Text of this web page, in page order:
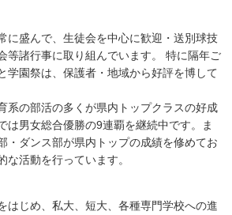
に盛んで、生徒会を中心に歓迎・送別球技
等諸行事に取り組んでいます。 特に隔年ご
学園祭は、保護者・地域から好評を博して
系の部活の多くが県内トップクラスの好成
は男女総合優勝の9連覇を継続中です。ま
・ダンス部が県内トップの成績を修めてお
な活動を行っています。
じめ、私大、短大、各種専門学校への進